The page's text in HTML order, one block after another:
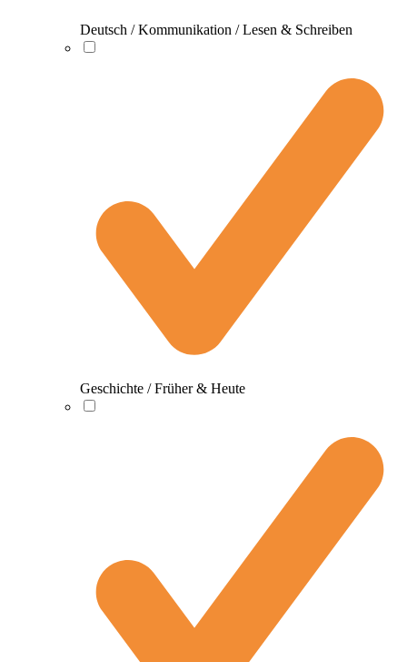
Deutsch / Kommunikation / Lesen & Schreiben
Geschichte / Früher & Heute